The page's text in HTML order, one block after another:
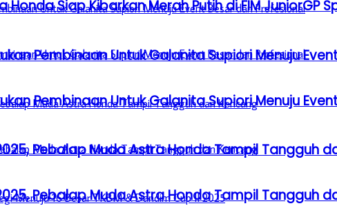
Pembinaan Untuk Galanita Supiori Menuju
Pebalap Muda Astra Honda Tampil Tangguh
Siap Kibarkan Merah Putih di FIM JuniorGP
Pembinaan Untuk Galanita Supiori Menuju
Pebalap Muda Astra Honda Tampil Tangguh